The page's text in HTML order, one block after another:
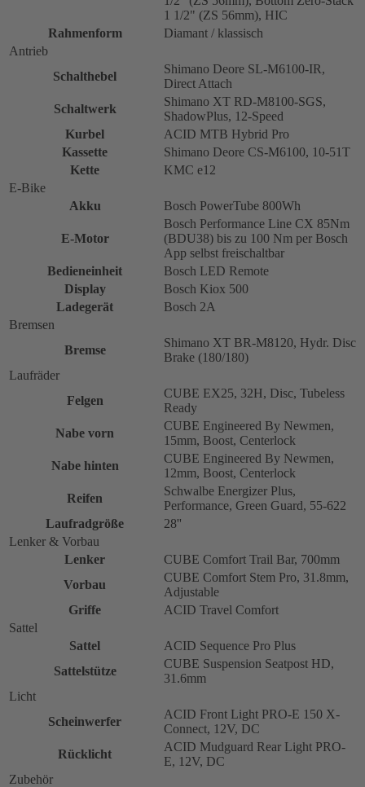
1 1/2" (ZS 56mm), HIC
Rahmenform
Diamant / klassisch
Antrieb
Schalthebel
Shimano Deore SL-M6100-IR,
Direct Attach
Schaltwerk
Shimano XT RD-M8100-SGS,
ShadowPlus, 12-Speed
Kurbel
ACID MTB Hybrid Pro
Kassette
Shimano Deore CS-M6100, 10-51T
Kette
KMC e12
E-Bike
Akku
Bosch PowerTube 800Wh
E-Motor
Bosch Performance Line CX 85Nm
(BDU38) bis zu 100 Nm per Bosch
App selbst freischaltbar
Bedieneinheit
Bosch LED Remote
Display
Bosch Kiox 500
Ladegerät
Bosch 2A
Bremsen
Bremse
Shimano XT BR-M8120, Hydr. Disc
Brake (180/180)
Laufräder
Felgen
CUBE EX25, 32H, Disc, Tubeless
Ready
Nabe vorn
CUBE Engineered By Newmen,
15mm, Boost, Centerlock
Nabe hinten
CUBE Engineered By Newmen,
12mm, Boost, Centerlock
Reifen
Schwalbe Energizer Plus,
Performance, Green Guard, 55-622
Laufradgröße
28''
Lenker & Vorbau
Lenker
CUBE Comfort Trail Bar, 700mm
Vorbau
CUBE Comfort Stem Pro, 31.8mm,
Adjustable
Griffe
ACID Travel Comfort
Sattel
Sattel
ACID Sequence Pro Plus
Sattelstütze
CUBE Suspension Seatpost HD,
31.6mm
Licht
Scheinwerfer
ACID Front Light PRO-E 150 X-
Connect, 12V, DC
Rücklicht
ACID Mudguard Rear Light PRO-
E, 12V, DC
Zubehör